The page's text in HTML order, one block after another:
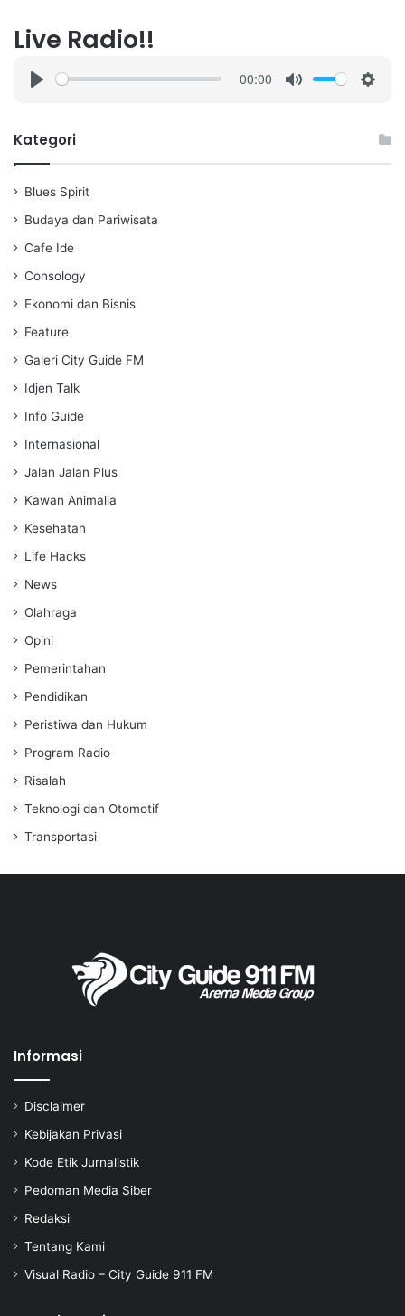
Live Radio!!
a
00:00
Kategori
Blues Spirit
Budaya dan Pariwisata
Cafe Ide
Consology
Ekonomi dan Bisnis
Feature
Galeri City Guide FM
Idjen Talk
Info Guide
Internasional
Jalan Jalan Plus
Kawan Animalia
Kesehatan
Life Hacks
News
Olahraga
Opini
Pemerintahan
Pendidikan
Peristiwa dan Hukum
Program Radio
Risalah
Teknologi dan Otomotif
Transportasi
Informasi
Disclaimer
Kebijakan Privasi
Kode Etik Jurnalistik
Pedoman Media Siber
Redaksi
Tentang Kami
Visual Radio – City Guide 911 FM